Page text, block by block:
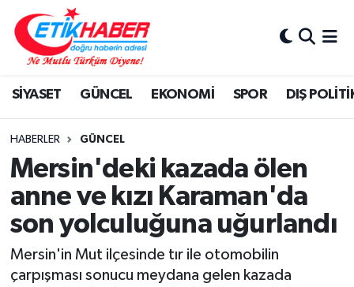
SİYASET GÜNCEL EKONOMİ SPOR DIŞ
HABERLER GÜNCEL
Mersin'deki kazada ölen
anne ve kızı Karaman'da
son yolculuğuna uğurlandı
Mersin'in Mut ilçesinde tır ile otomobilin
çarpışması sonucu meydana gelen kazada
BİLİM-TEKNOLOJİ
DIŞ POLİTİKA
DÜNYA
EĞİTİM GENÇLİK
EKONOMİ
KÖŞE YAZILARI
Nöbetçi Eczaneler
Hava Durumu
İstanbul Namaz Vakitleri
Trafik Durumu
Süper Lig Puan Durumu ve Fikstür
Tüm Manşetler